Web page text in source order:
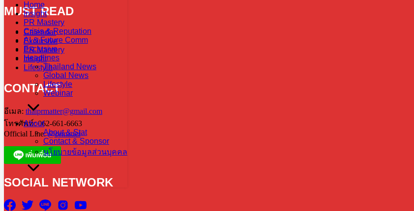
Home
Insight
PR Mastery
Crisis & Reputation
AI & Future Comm
Exclusive
Headlines
Thailand News
Global News
Lifestyle
Webinar
About
About & Stat
Contact & Sponsor
นโยบายข้อมูลส่วนบุคคล
MUST READ
Calendar
Exclusive
PR Mastery
Insight
Lifestyle
CONTACT
อีเมล: thaiprmatter@gmail.com
โทรศัพท์: 062-661-6663
Official Line:@prmatter
SOCIAL NETWORK